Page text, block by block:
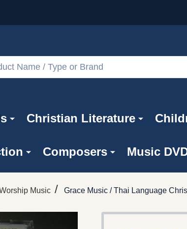
Christian Literature
Composers Music
Music / Grace Music / Thai Language